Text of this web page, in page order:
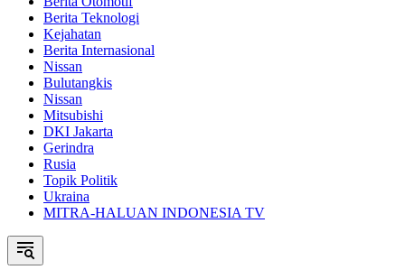
Berita Teknologi
Kejahatan
Berita Internasional
Nissan
Bulutangkis
Nissan
Mitsubishi
DKI Jakarta
Gerindra
Rusia
Topik Politik
Ukraina
MITRA-HALUAN INDONESIA TV